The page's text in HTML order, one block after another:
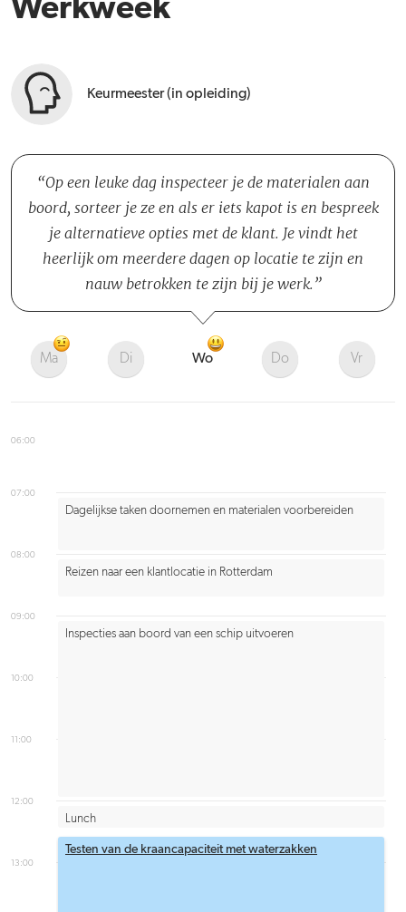
Werkweek
Keurmeester (in opleiding)
Op een leuke dag inspecteer je de materialen aan
boord, sorteer je ze en als er iets kapot is en bespreek
je alternatieve opties met de klant. Je vindt het
heerlijk om meerdere dagen op locatie te zijn en
nauw betrokken te zijn bij je werk.
Ma Di Wo Do Vr
06:00
07:00
08:00
09:00
10:00
11:00
12:00
13:00
Dagelijkse taken doornemen en materialen voorbereiden
Reizen naar een klantlocatie in Rotterdam
Inspecties aan boord van een schip uitvoeren
Lunch
Testen van de kraancapaciteit met waterzakken